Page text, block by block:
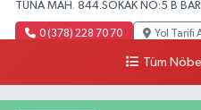
TUNA MAH. 844.SOKAK NO:5 B
0 (378) 228 70 70 Yol Tarifi
Tüm